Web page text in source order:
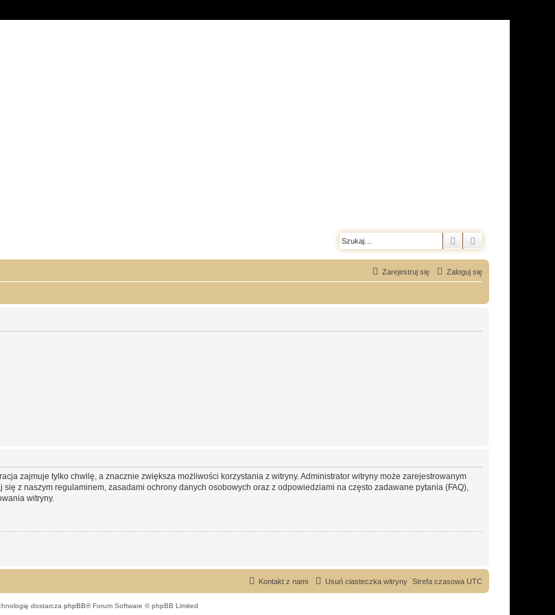
Szukaj
Zaloguj się
Zarejestruj się
zajmuje tylko chwilę, a znacznie zwiększa możliwości korzystania z witryny. Administrator witryny może zarejestrowanym
z naszym regulaminem, zasadami ochrony danych osobowych oraz z odpowiedziami na często zadawane pytania (FAQ),
witryny.
Strefa czasowa UTC
Usuń ciasteczka witryny
Kontakt z nami
dostarcza phpBB® Forum Software © phpBB Limited